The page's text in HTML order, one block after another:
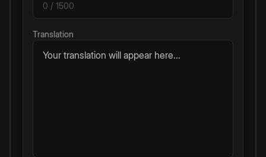
0 / 1500
Translation
Your translation will appear here...